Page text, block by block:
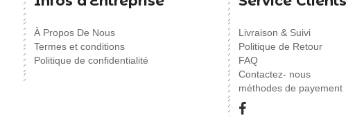
À Propos De Nous
Termes et conditions
Politique de confidentialité
Livraison & Suivi
Politique de Retour
FAQ
Contactez- nous
méthodes de payement